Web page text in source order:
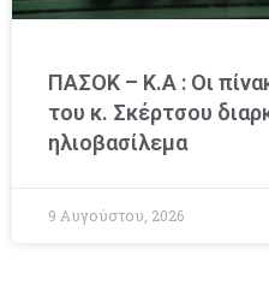
ΠΑΣΟΚ – Κ.Α : Οι
του κ. Σκέρτσου
ηλιοβασίλεμα
9 Αυγούστου, 2026